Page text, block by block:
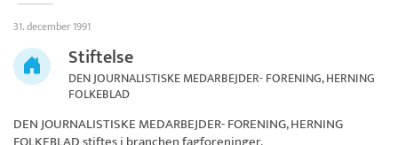
31. december 1991
Stiftelse
DEN JOURNALISTISKE MEDARBEJDER- FORENING, HERNING
FOLKEBLAD
DEN JOURNALISTISKE MEDARBEJDER- FORENING, HERNING